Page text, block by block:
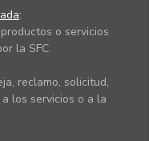
:
o servicios
la SFC.
reclamo, solicitud,
los servicios o a la